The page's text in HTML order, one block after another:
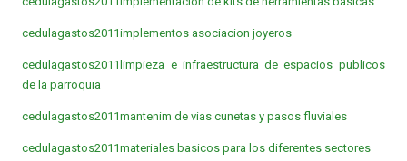
cedulagastos2011implementos asociacion joyeros
cedulagastos2011limpieza e infraestructura de espacios publicos
de la parroquia
cedulagastos2011mantenim de vias cunetas y pasos fluviales
cedulagastos2011materiales basicos para los diferentes sectores